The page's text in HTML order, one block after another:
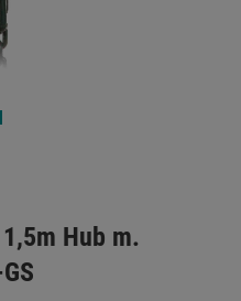
Hub m.